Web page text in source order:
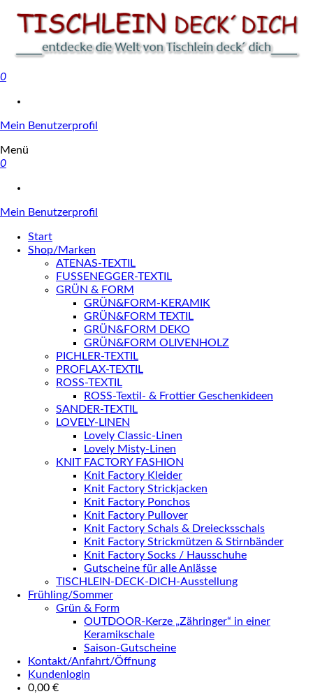
0
Mein Benutzerprofil
Menü
0
Mein Benutzerprofil
Start
Shop/Marken
ATENAS-TEXTIL
FUSSENEGGER-TEXTIL
GRÜN & FORM
GRÜN&FORM-KERAMIK
GRÜN&FORM TEXTIL
GRÜN&FORM DEKO
GRÜN&FORM OLIVENHOLZ
PICHLER-TEXTIL
PROFLAX-TEXTIL
ROSS-TEXTIL
ROSS-Textil- & Frottier Geschenkideen
SANDER-TEXTIL
LOVELY-LINEN
Lovely Classic-Linen
Lovely Misty-Linen
KNIT FACTORY FASHION
Knit Factory Kleider
Knit Factory Strickjacken
Knit Factory Ponchos
Knit Factory Pullover
Knit Factory Schals & Dreiecksschals
Knit Factory Strickmützen & Stirnbänder
Knit Factory Socks / Hausschuhe
Gutscheine für alle Anlässe
TISCHLEIN-DECK-DICH-Ausstellung
Frühling/Sommer
Grün & Form
OUTDOOR-Kerze „Zähringer“ in einer
Keramikschale
Saison-Gutscheine
Kontakt/Anfahrt/Öffnung
Kundenlogin
0,00 €